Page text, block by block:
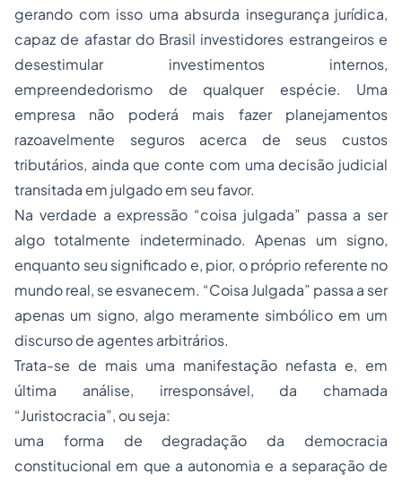
gerando com isso uma absurda insegurança jurídica,
capaz de afastar do Brasil investidores estrangeiros e
desestimular investimentos internos,
empreendedorismo de qualquer espécie. Uma
empresa não poderá mais fazer planejamentos
razoavelmente seguros acerca de seus custos
tributários, ainda que conte com uma decisão judicial
transitada em julgado em seu favor.
Na verdade a expressão “coisa julgada” passa a ser
algo totalmente indeterminado. Apenas um signo,
enquanto seu significado e, pior, o próprio referente no
mundo real, se esvanecem. “Coisa Julgada” passa a ser
apenas um signo, algo meramente simbólico em um
discurso de agentes arbitrários.
Trata-se de mais uma manifestação nefasta e, em
última análise, irresponsável, da chamada
“Juristocracia”, ou seja:
uma forma de degradação da democracia
constitucional em que a autonomia e a separação de